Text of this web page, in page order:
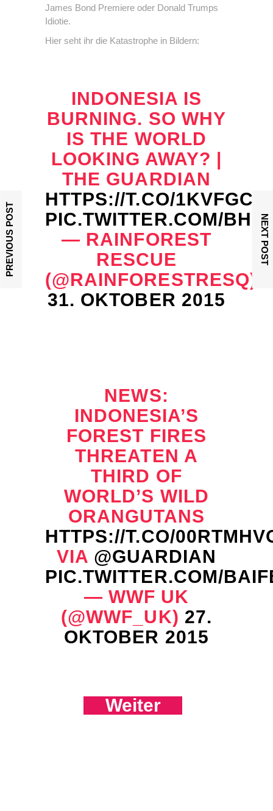
James Bond Premiere oder Donald Trumps
Idiotie.
Hier seht ihr die Katastrophe in Bildern:
INDONESIA IS
BURNING. SO WHY
IS THE WORLD
LOOKING AWAY? |
THE GUARDIAN
HTTPS://T.CO/
PIC.TWITTER.COM/
— RAINFOREST
RESCUE
(@RAINFORESTRESQ)
31. OKTOBER 2015
NEWS:
INDONESIA’S
FOREST FIRES
THREATEN A
THIRD OF
WORLD’S WILD
ORANGUTANS
HTTPS://T.CO/
VIA @GUARDIAN
PIC.TWITTER.COM/
— WWF UK
(@WWF_UK) 27.
OKTOBER 2015
Weiter
PREVIOUS POST NEXT POST